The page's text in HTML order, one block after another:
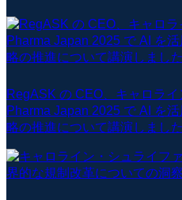
RegASK の CEO、キャロライ
Pharma Japan 2025 で AI を
略の推進について講演しまし